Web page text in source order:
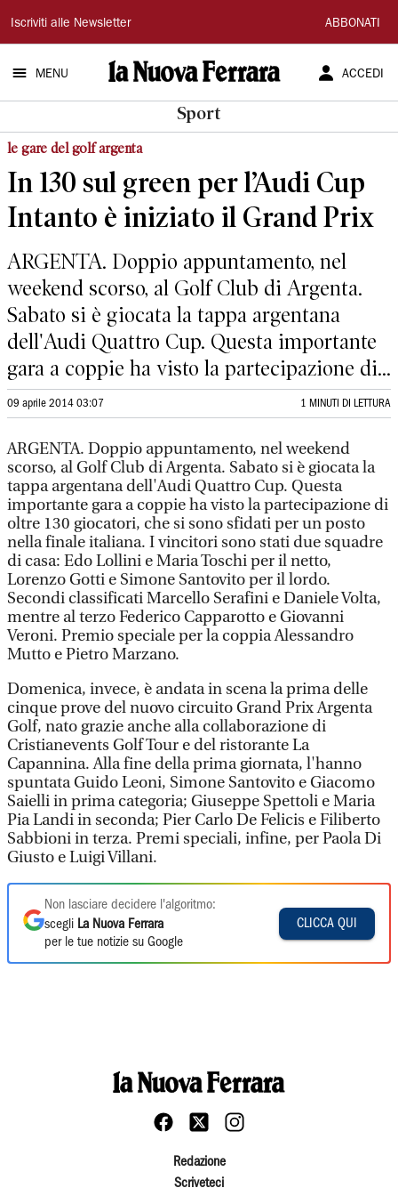
La
Nuova
Ferrara
Iscriviti alle Newsletter ABBONATI
MENU ACCEDI
Sport
le gare del golf argenta
In 130 sul green per l’Audi Cup
Intanto è iniziato il Grand Prix
ARGENTA. Doppio appuntamento, nel
weekend scorso, al Golf Club di Argenta.
Sabato si è giocata la tappa argentana
dell'Audi Quattro Cup. Questa importante
gara a coppie ha visto la partecipazione di...
09 aprile 2014 03:07 1 MINUTI DI LETTURA
ARGENTA. Doppio appuntamento, nel weekend
scorso, al Golf Club di Argenta. Sabato si è giocata la
tappa argentana dell'Audi Quattro Cup. Questa
importante gara a coppie ha visto la partecipazione di
oltre 130 giocatori, che si sono sfidati per un posto
nella finale italiana. I vincitori sono stati due squadre
di casa: Edo Lollini e Maria Toschi per il netto,
Lorenzo Gotti e Simone Santovito per il lordo.
Secondi classificati Marcello Serafini e Daniele Volta,
mentre al terzo Federico Capparotto e Giovanni
Veroni. Premio speciale per la coppia Alessandro
Mutto e Pietro Marzano.
Domenica, invece, è andata in scena la prima delle
cinque prove del nuovo circuito Grand Prix Argenta
Golf, nato grazie anche alla collaborazione di
Cristianevents Golf Tour e del ristorante La
Capannina. Alla fine della prima giornata, l'hanno
spuntata Guido Leoni, Simone Santovito e Giacomo
Saielli in prima categoria; Giuseppe Spettoli e Maria
Pia Landi in seconda; Pier Carlo De Felicis e Filiberto
Sabbioni in terza. Premi speciali, infine, per Paola Di
Giusto e Luigi Villani.
Non lasciare decidere l'algoritmo:
scegli La Nuova Ferrara
per le tue notizie su Google
CLICCA QUI
Redazione
Scriveteci